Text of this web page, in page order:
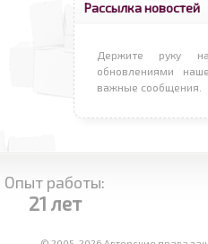
Рассылка новостей
Держите руку
обновлениями
важные сообщения.
Опыт работы:
21 лет